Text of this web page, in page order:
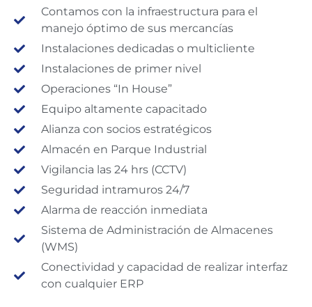
Contamos con la infraestructura para el
manejo óptimo de sus mercancías
Instalaciones dedicadas o multicliente
Instalaciones de primer nivel
Operaciones “In House”
Equipo altamente capacitado
Alianza con socios estratégicos
Almacén en Parque Industrial
Vigilancia las 24 hrs (CCTV)
Seguridad intramuros 24/7
Alarma de reacción inmediata
Sistema de Administración de Almacenes
(WMS)
Conectividad y capacidad de realizar interfaz
con cualquier ERP